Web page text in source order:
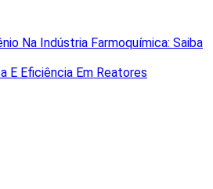
Na Indústria Farmoquímica: Saiba
E Eficiência Em Reatores